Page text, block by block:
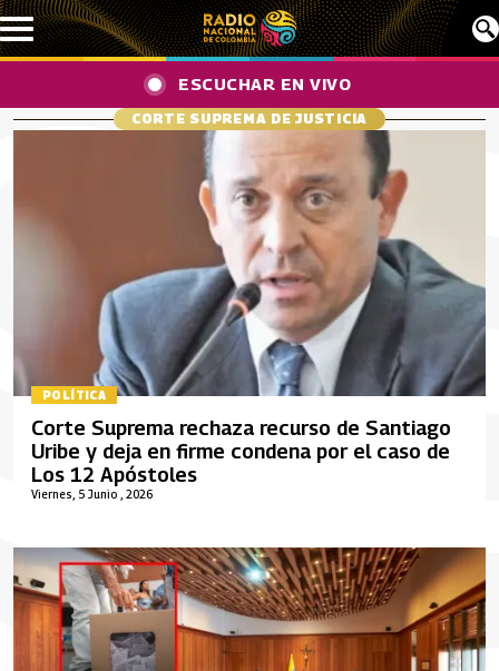
Pasar al contenido principal
ESCUCHAR EN VIVO
CORTE SUPREMA DE JUSTICIA
POLÍTICA
Viernes, 5 Junio , 2026
Corte Suprema rechaza recurso de Santiago
Uribe y deja en firme condena por el caso de
Los 12 Apóstoles